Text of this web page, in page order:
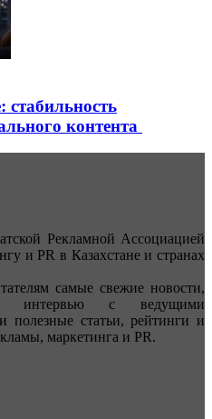
контента
Рекламной Ассоциацией
и PR в Казахстане и странах
самые свежие новости,
интервью с ведущими
полезные статьи, рейтинги и
маркетинга и PR.